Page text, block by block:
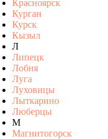
Красноярск
Курган
Курск
Кызыл
Л
Липецк
Лобня
Луга
Луховицы
Лыткарино
Люберцы
М
Магнитогорск